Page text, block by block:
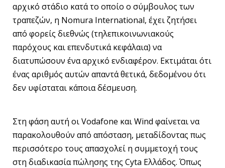
αρχικό στάδιο κατά το οποίο ο σύμβουλος των
τραπεζών, η Nomura International, έχει ζητήσει
από φορείς διεθνώς (τηλεπικοινωνιακούς
παρόχους και επενδυτικά κεφάλαια) να
διατυπώσουν ένα αρχικό ενδιαφέρον. Εκτιμάται ότι
ένας αριθμός αυτών απαντά θετικά, δεδομένου ότι
δεν υφίσταται κάποια δέσμευση.
Στη φάση αυτή οι Vodafone και Wind φαίνεται να
παρακολουθούν από απόσταση, μεταδίδοντας πως
περισσότερο τους απασχολεί η συμμετοχή τους
στη διαδικασία πώλησης της Cyta Ελλάδος. Όπως